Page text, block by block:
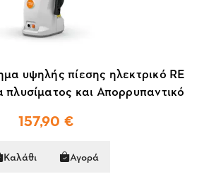
υψηλής πίεσης ηλεκτρικό RE
και Απορρυπαντικό
157,90 €
Καλάθι Αγορά